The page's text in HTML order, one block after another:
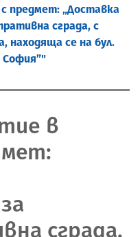
предмет: „Доставка
сграда, с
находяща се на бул.
София”"
в
сграда,